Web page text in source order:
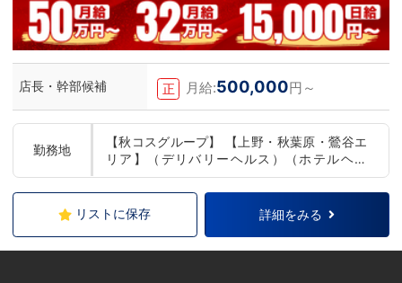
店長・幹部候補 正 月給:500,000円～
勤務地
【秋コスグループ】 【上野・秋葉原・鶯谷エ
リア】（デリバリーヘルス）（ホテルヘル
ス） 【品川・五反田エリア】（デリバリーヘ
ルス） 【小岩・錦糸町エリア】（店舗型ヘル
ス）（デリバリーヘルス） 【西川口エリア】
リストに保存 詳細をみる